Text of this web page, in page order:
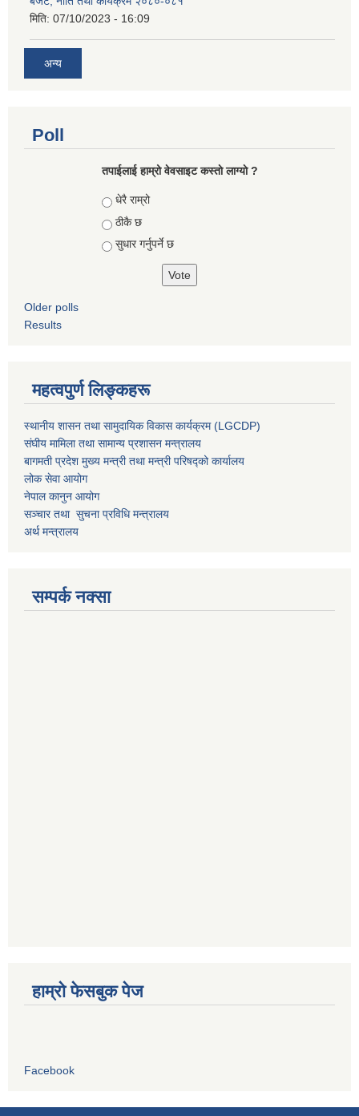
मिति: 07/10/2023 - 16:09
अन्य
Poll
तपाईलाई हाम्रो वेवसाइट कस्ताे लाग्याे ?
Choices
धेरै राम्रो
ठीकै छ
सुधार गर्नुपर्ने छ
Older polls
Results
महत्वपुर्ण लिङ्कहरू
स्थानीय शासन तथा सामुदायिक विकास कार्यक्रम (LGCDP)
संघीय मामिला तथा सामान्य प्रशासन मन्त्रालय
बागमती प्रदेश मुख्य मन्त्री तथा मन्त्री परिषद्को कार्यालय
लोक सेवा आयोग
नेपाल कानुन आयोग
सञ्चार तथा सुचना प्रविधि मन्त्रालय
अर्थ मन्त्रालय
सम्पर्क नक्सा
हाम्रो फेसबुक पेज
Facebook